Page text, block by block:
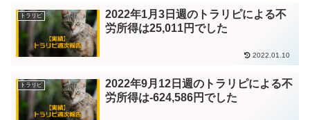
トラリピ
2022年1月3日週のトラリピによる不
労所得は25,011円でした
2022.01.10
トラリピ
2022年9月12日週のトラリピによる不
労所得は-624,586円でした